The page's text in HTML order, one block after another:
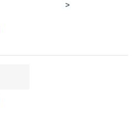
2025
>